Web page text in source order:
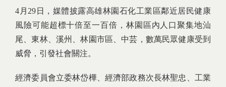
您在這裡
您在這裡
4月29日，媒體披露高雄林園石化工業區鄰近居民健康
風險可能超標十倍至一百倍，林園區內人口聚集地汕
尾、東林、溪州、林園市區、中芸，數萬民眾健康受到
威脅，引發社會關注。
經濟委員會立委林岱樺、經濟部政務次長林聖忠、工業